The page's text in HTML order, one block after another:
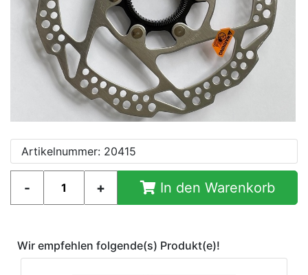
Artikelnummer: 20415
In den Warenkorb
Wir empfehlen folgende(s) Produkt(e)!